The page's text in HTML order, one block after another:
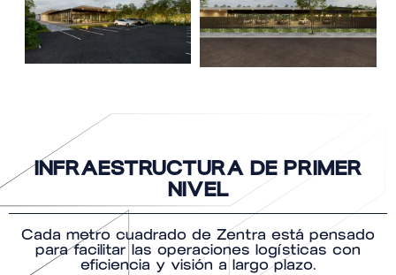
INFRAESTRUCTURA DE PRIMER
NIVEL
Cada metro cuadrado de Zentra está pensado
para facilitar las operaciones logísticas con
eficiencia y visión a largo plazo.